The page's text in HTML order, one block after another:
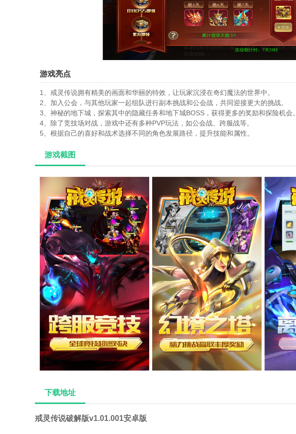
游戏亮点
1、戒灵传说拥有精美的画面和华丽的特效，让玩家沉浸在奇幻魔法的世界中。
2、加入公会，与其他玩家一起组队进行副本挑战和公会战，共同迎接更大的挑战。
3、神秘的地下城，探索其中的隐藏任务和地下城BOSS，获得更多的奖励和探险机会。
4、除了竞技场对战，游戏中还有多种PVP玩法，如公会战、跨服战等。
5、根据自己的喜好和战术选择不同的角色发展路径，提升技能和属性。
游戏截图
下载地址
戒灵传说破解版v1.01.001安卓版